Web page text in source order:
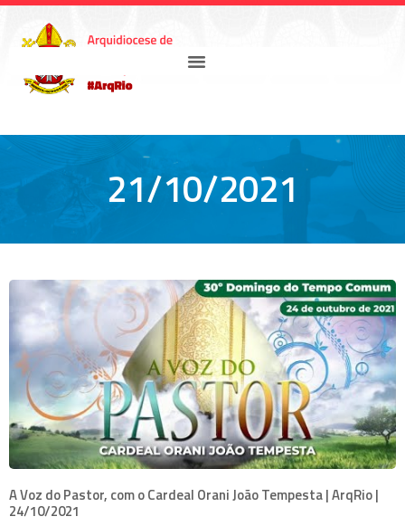
21/10/2021
A Voz do Pastor, com o Cardeal Orani João Tempesta | ArqRio |
24/10/2021